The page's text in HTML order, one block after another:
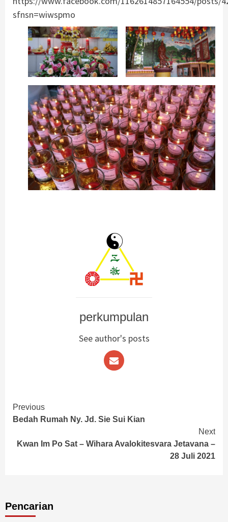
sfnsn=wiwspmo
perkumpulan
See author's posts
Continue
Reading
Previous
Bedah Rumah Ny. Jd. Sie Sui Kian
Next
Kwan Im Po Sat – Wihara Avalokitesvara Jetavana –
28 Juli 2021
Pencarian